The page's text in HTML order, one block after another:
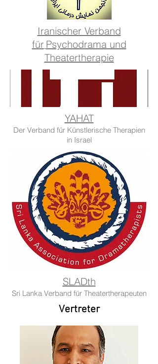
Iranischer Verband
für Psychodrama und
Theatertherapie
YAHAT
Der Verband für Künstlerische Therapien
in Israel
SLADth
Sri Lanka Verband für Theatertherapeuten
Vertreter